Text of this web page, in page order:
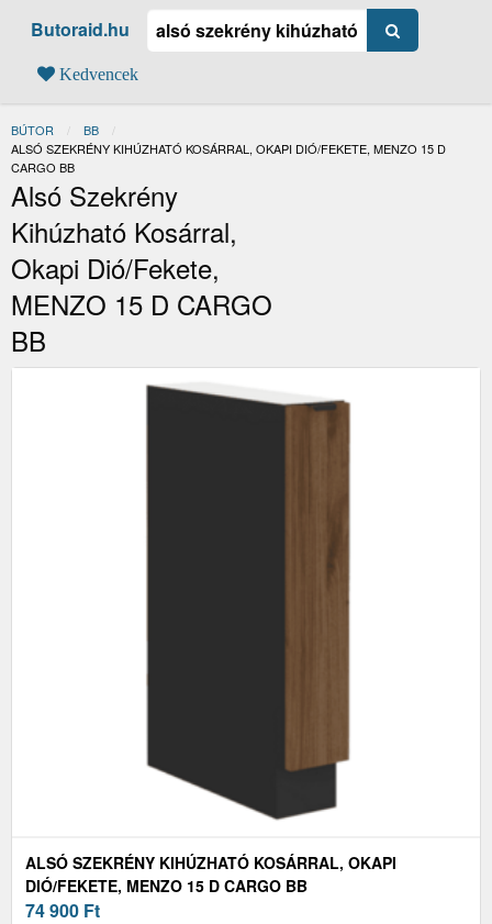
Butoraid.hu
Kedvencek
BÚTOR
BB
JELENLEGI:
ALSÓ SZEKRÉNY KIHÚZHATÓ KOSÁRRAL, OKAPI DIÓ/FEKETE, MENZO 15 D
CARGO BB
Alsó Szekrény
Kihúzható Kosárral,
Okapi Dió/fekete,
MENZO 15 D CARGO
BB
ALSÓ SZEKRÉNY KIHÚZHATÓ KOSÁRRAL, OKAPI
DIÓ/FEKETE, MENZO 15 D CARGO BB
74 900 Ft